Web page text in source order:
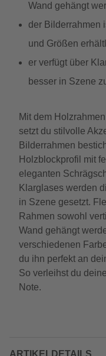
Wand gehängt
der Bilderrahmen
und Größen
er verfügt über
besser in Szene
Mit dem
setzt du stilvolle
Bilderrahmen
Holzblockprofil mit
eleganten
Klarglases werden
in Szene gesetzt.
Rahmen sowohl
Wand gehängt
verschiedenen
du ihn perfekt an
So verleihst du
Note.
ARTIKELDETAILS